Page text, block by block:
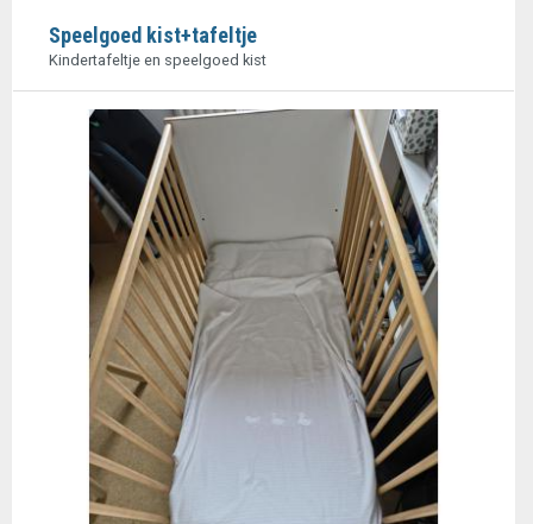
Speelgoed kist+tafeltje
Kindertafeltje en speelgoed kist